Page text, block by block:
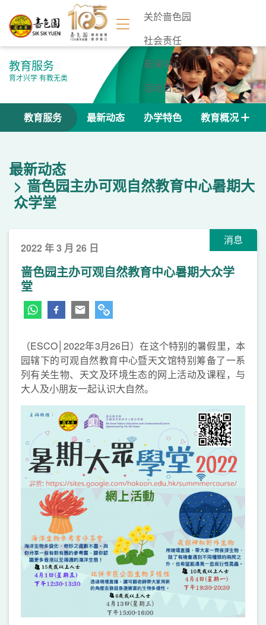
关於啬色园
社会责任
新闻中心
活动日志
联络我们
教育服务
育才兴学 有教无类
教育服务 最新动态 办学特色 教育概况
最新动态
啬色园主办可观自然教育中心暑期大
众学堂
消息
2022 年 3 月 26 日
啬色园主办可观自然教育中心暑期大众学
堂
（ESCO│2022年3月26日）在这个特别的暑假里，本
园辖下的可观自然教育中心暨天文馆特别筹备了一系
列有关生物、天文及环境生态的网上活动及课程，与
大人及小朋友一起认识大自然。